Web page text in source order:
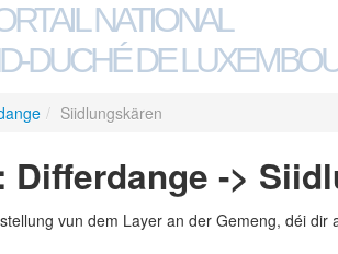
NATIONAL
DUCHÉ DE
/ Siidlungskären
Differdange ->
vun dem Layer an der Gemeng, déi